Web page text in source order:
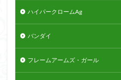
ハイパークロームAg
バンダイ
フレームアームズ・ガール